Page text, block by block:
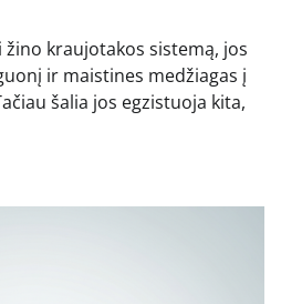
kraujotakos sistemą, jos
ir maistines medžiagas į
šalia jos egzistuoja kita,